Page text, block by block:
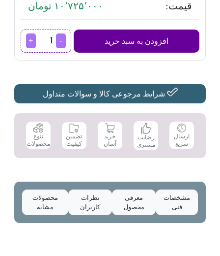
قیمت: ۱۰٬۷۲۵٬۰۰۰ تومان
افزودن به سبد خرید
سشوار
فیلیپس
شرایط مرجوعی کالا و سوالات متداول
ارسال
سریع
رضایت
مشتری
خرید
آسان
تضمین
کیفیت
تنوع
محصولات
مشخصات
فنی
معرفی
محصول
نظرات
کاربران
محصولات
مشابه